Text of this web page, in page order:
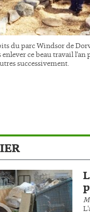
du parc Windsor de
enlever ce beau travail l'an
successivement.